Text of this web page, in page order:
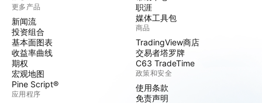
更多产品
新闻流
投资组合
基本面图表
收益率曲线
期权
宏观地图
Pine Script®
应用程序
职涯
媒体工具包
商品
TradingView商店
交易者塔罗牌
C63 TradeTime
政策和安全
使用条款
免责声明